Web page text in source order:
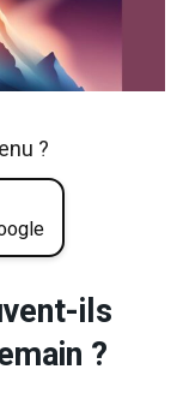
?
ils
?